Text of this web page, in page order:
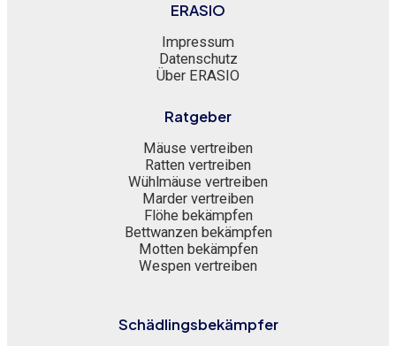
ERASIO
Impressum
Datenschutz
Über ERASIO
Ratgeber
Mäuse vertreiben
Ratten vertreiben
Wühlmäuse vertreiben
Marder vertreiben
Flöhe bekämpfen
Bettwanzen bekämpfen
Motten bekämpfen
Wespen vertreiben
Schädlingsbekämpfer